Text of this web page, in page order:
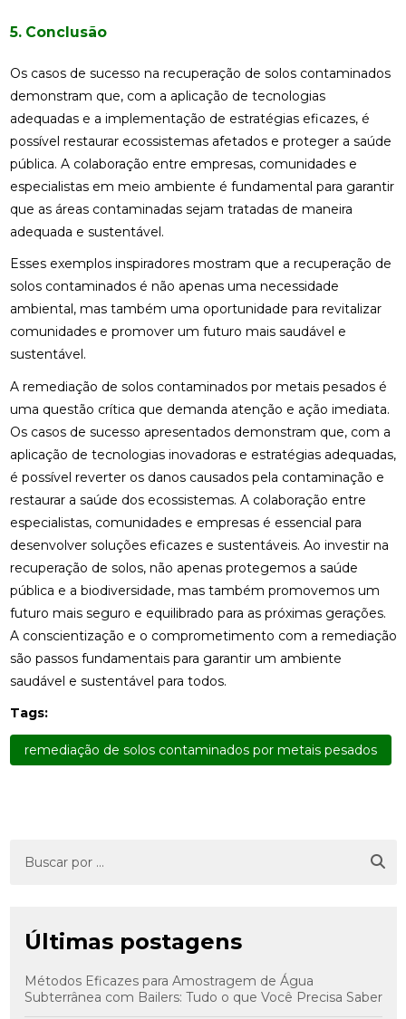
5. Conclusão
Os casos de sucesso na recuperação de solos contaminados
demonstram que, com a aplicação de tecnologias
adequadas e a implementação de estratégias eficazes, é
possível restaurar ecossistemas afetados e proteger a saúde
pública. A colaboração entre empresas, comunidades e
especialistas em meio ambiente é fundamental para garantir
que as áreas contaminadas sejam tratadas de maneira
adequada e sustentável.
Esses exemplos inspiradores mostram que a recuperação de
solos contaminados é não apenas uma necessidade
ambiental, mas também uma oportunidade para revitalizar
comunidades e promover um futuro mais saudável e
sustentável.
A remediação de solos contaminados por metais pesados é
uma questão crítica que demanda atenção e ação imediata.
Os casos de sucesso apresentados demonstram que, com a
aplicação de tecnologias inovadoras e estratégias adequadas,
é possível reverter os danos causados pela contaminação e
restaurar a saúde dos ecossistemas. A colaboração entre
especialistas, comunidades e empresas é essencial para
desenvolver soluções eficazes e sustentáveis. Ao investir na
recuperação de solos, não apenas protegemos a saúde
pública e a biodiversidade, mas também promovemos um
futuro mais seguro e equilibrado para as próximas gerações.
A conscientização e o comprometimento com a remediação
são passos fundamentais para garantir um ambiente
saudável e sustentável para todos.
Tags:
remediação de solos contaminados por metais pesados
Últimas postagens
Métodos Eficazes para Amostragem de Água
Subterrânea com Bailers: Tudo o que Você Precisa Saber